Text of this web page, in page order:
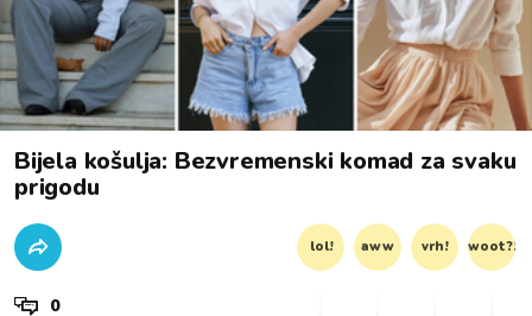
Bijela košulja: Bezvremenski komad za svaku
prigodu
lol! aww vrh! woot?!
0